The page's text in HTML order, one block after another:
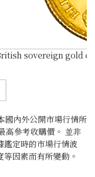
sovereign gold
內外公開市場行情所
高參考收購價。 並非
鑑定時的市場行情波
因素而有所變動。